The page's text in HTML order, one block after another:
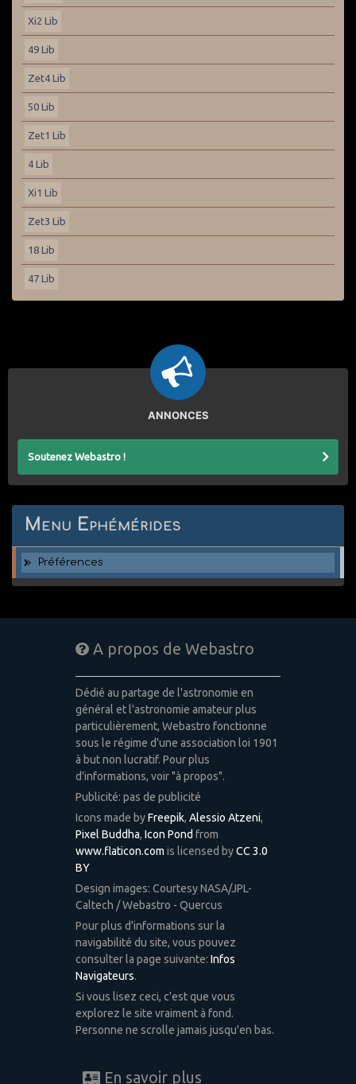
Xi2 Lib
49 Lib
Zet4 Lib
50 Lib
Zet1 Lib
4 Lib
Xi1 Lib
Zet3 Lib
18 Lib
47 Lib
ANNONCES
Soutenez Webastro !
Menu Ephémérides
Préférences
A propos de Webastro
Dédié au partage de l'astronomie en
général et l'astronomie amateur plus
particulièrement, Webastro fonctionne
sous le régime d'une association loi 1901
à but non lucratif. Pour plus
d'informations, voir "à propos".
Publicité: pas de publicité
Icons made byFreepik, Alessio Atzeni,
Pixel Buddha, Icon Pond from
www.flaticon.com is licensed byCC 3.0
BY
Design images: Courtesy NASA/JPL-
Caltech / Webastro - Quercus
Pour plus d'informations sur la
navigabilité du site, vous pouvez
consulter la page suivante: Infos
Navigateurs.
Si vous lisez ceci, c'est que vous
explorez le site vraiment à fond.
Personne ne scrolle jamais jusqu'en bas.
En savoir plus